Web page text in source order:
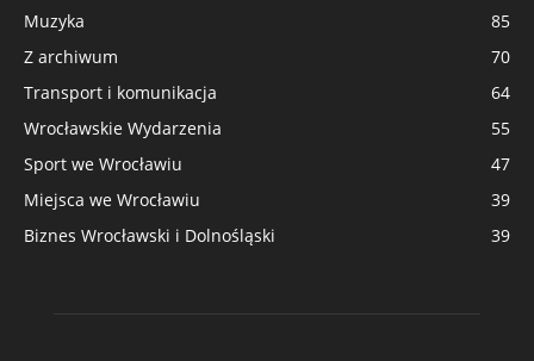
Muzyka
85
Z archiwum
70
Transport i komunikacja
64
Wrocławskie Wydarzenia
55
Sport we Wrocławiu
47
Miejsca we Wrocławiu
39
Biznes Wrocławski i Dolnośląski
39